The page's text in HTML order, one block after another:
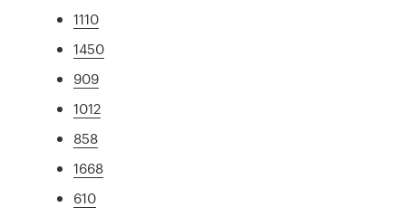
1110
1450
909
1012
858
1668
610